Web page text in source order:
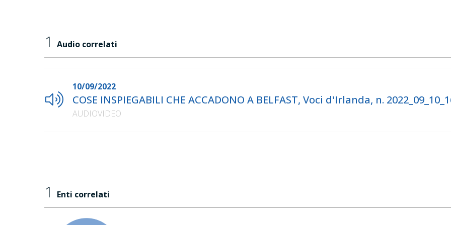
1 Audio correlati
10/09/2022
COSE INSPIEGABILI CHE ACCADONO A BELFAST, Voci d'Irlanda, n.
AUDIOVIDEO
1 Enti correlati